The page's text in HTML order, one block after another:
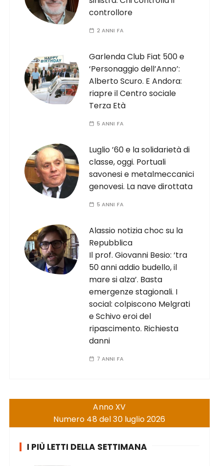
controllore
2 ANNI FA
Garlenda Club Fiat 500 e
‘Personaggio dell’Anno’:
Alberto Scuro. E Andora:
riapre il Centro sociale
Terza Età
5 ANNI FA
Luglio ’60 e la solidarietà di
classe, oggi. Portuali
savonesi e metalmeccanici
genovesi. La nave dirottata
5 ANNI FA
Alassio notizia choc su la
Repubblica
Il prof. Giovanni Besio: ‘tra
50 anni addio budello, il
mare si alza’. Basta
emergenze stagionali. I
social: colpiscono Melgrati
e Schivo eroi del
ripascimento. Richiesta
danni
7 ANNI FA
Anno XV
Numero 48 del 30 luglio 2026
I PIÙ LETTI DELLA SETTIMANA